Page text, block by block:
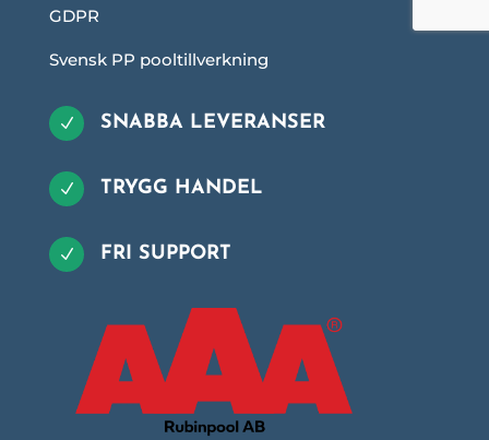
GDPR
Svensk PP pooltillverkning
N SNABBA LEVERANSER
N TRYGG HANDEL
N FRI SUPPORT